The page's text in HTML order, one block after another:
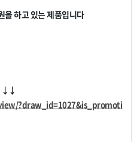
을 하고 있는 제품입니다
↓ ↓
?draw_id=1027&is_promoti